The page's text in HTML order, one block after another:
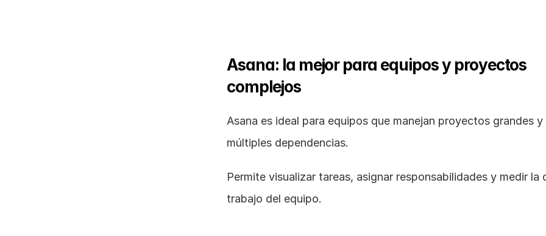
Asana: la mejor para equipos y proyectos
complejos
Asana es ideal para equipos que manejan proyectos grandes y
múltiples dependencias.
Permite visualizar tareas, asignar responsabilidades y medir la
trabajo del equipo.